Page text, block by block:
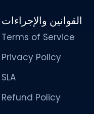
القوانين والإجراءات
Terms of Service
Privacy Policy
SLA
Refund Policy